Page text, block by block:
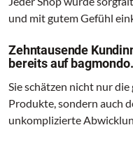
und mit gutem Gefühl
Zehntausende
bereits auf bagmondo.
Sie schätzen nicht nur
Produkte, sondern auch
unkomplizierte